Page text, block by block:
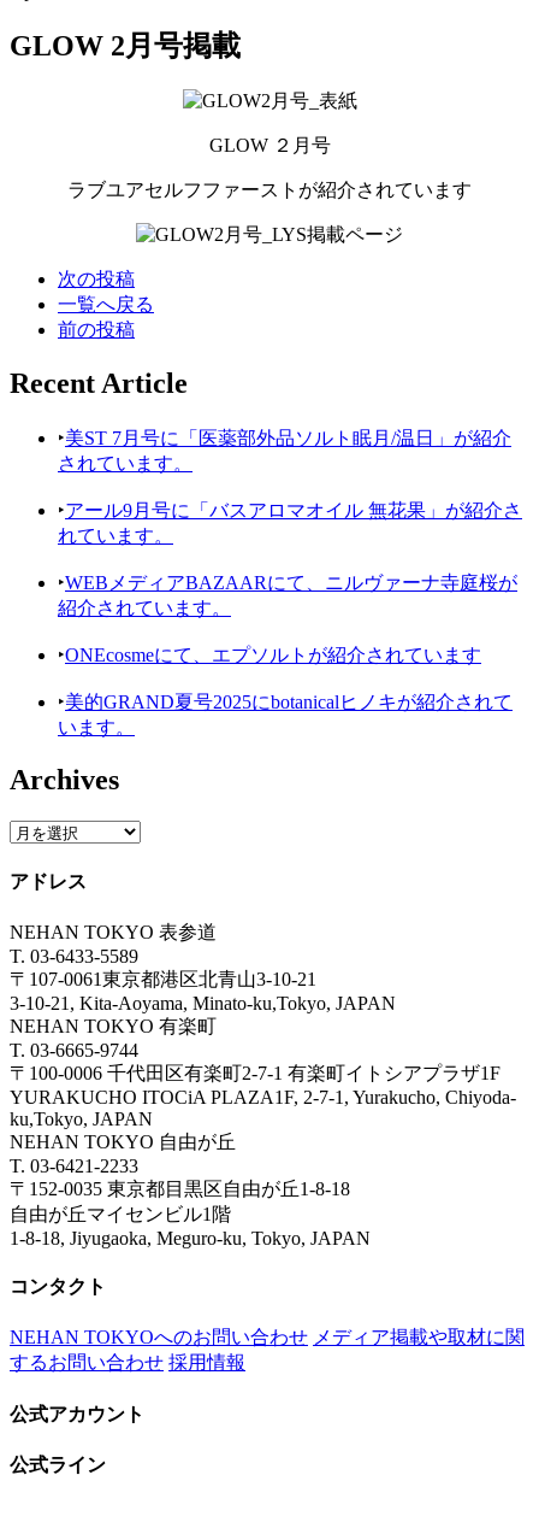
GLOW 2月号掲載
GLOW ２月号
ラブユアセルフファーストが紹介されています
次の投稿
一覧へ戻る
前の投稿
Recent Article
‣美ST 7月号に「医薬部外品ソルト眠月/温日」が紹介
されています。
‣アール9月号に「バスアロマオイル 無花果」が紹介さ
れています。
‣WEBメディアBAZAARにて、ニルヴァーナ寺庭桜が
紹介されています。
‣ONEcosmeにて、エプソルトが紹介されています
‣美的GRAND夏号2025にbotanicalヒノキが紹介されて
います。
Archives
アドレス
NEHAN TOKYO 表参道
T. 03-6433-5589
〒107-0061東京都港区北青山3-10-21
3-10-21, Kita-Aoyama, Minato-ku,Tokyo, JAPAN
NEHAN TOKYO 有楽町
T. 03-6665-9744
〒100-0006 千代田区有楽町2-7-1 有楽町イトシアプラザ1F
YURAKUCHO ITOCiA PLAZA1F, 2-7-1, Yurakucho, Chiyoda-
ku,Tokyo, JAPAN
NEHAN TOKYO 自由が丘
T. 03-6421-2233
〒152-0035 東京都目黒区自由が丘1-8-18
自由が丘マイセンビル1階
1-8-18, Jiyugaoka, Meguro-ku, Tokyo, JAPAN
コンタクト
NEHAN TOKYOへのお問い合わせ メディア掲載や取材に関
するお問い合わせ 採用情報
公式アカウント
公式ライン